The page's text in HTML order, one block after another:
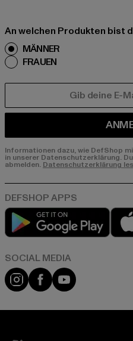
An welchen Produkten bist
MÄNNER
FRAUEN
Informationen dazu, wie DefShop
in unserer Datenschutzerklärung.
abmelden. Datenschutzerklärung
Play
Instagram
FacebookYouTube